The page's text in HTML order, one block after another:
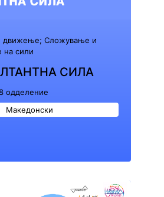
движење; Сложување и
на сили
СИЛА
одделение
Македонски